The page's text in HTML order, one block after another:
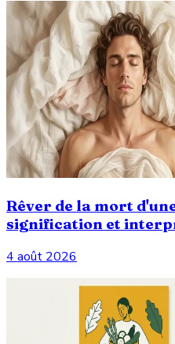
Rêver de la mort
signification et
4 août 2026